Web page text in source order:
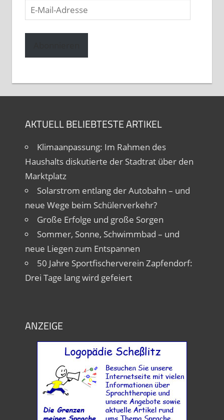
E-
Mail-
Adresse
AKTUELL BELIEBTESTE ARTIKEL
Klimaanpassung: Im Rahmen des
Haushalts diskutierte der Stadtrat über den
Marktplatz
Solarstrom entlang der Autobahn – und
neue Wege beim Schülerverkehr?
Große Erfolge und große Sorgen
Sommer, Sonne, Schwimmbad – und
neue Liegen zum Entspannen
50 Jahre Sportfischerverein Zapfendorf:
Drei Tage lang wird gefeiert
ANZEIGE